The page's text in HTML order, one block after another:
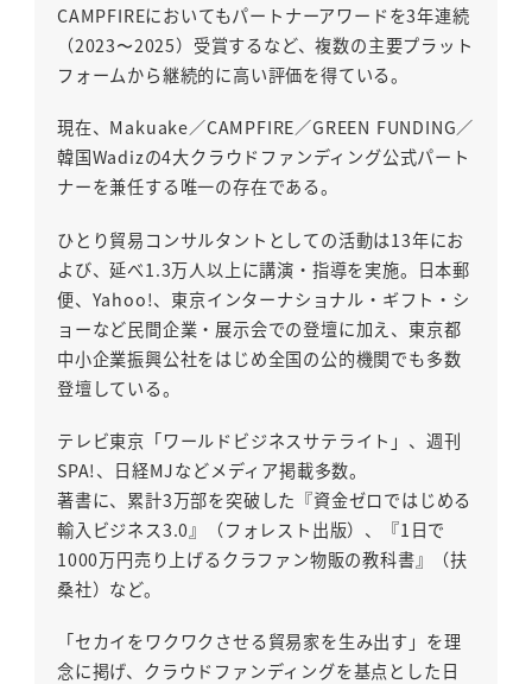
CAMPFIREにおいてもパートナーアワードを3年連続
（2023〜2025）受賞するなど、複数の主要プラット
フォームから継続的に高い評価を得ている。
現在、Makuake／CAMPFIRE／GREEN FUNDING／
韓国Wadizの4大クラウドファンディング公式パート
ナーを兼任する唯一の存在である。
ひとり貿易コンサルタントとしての活動は13年にお
よび、延べ1.3万人以上に講演・指導を実施。日本郵
便、Yahoo!、東京インターナショナル・ギフト・シ
ョーなど民間企業・展示会での登壇に加え、東京都
中小企業振興公社をはじめ全国の公的機関でも多数
登壇している。
テレビ東京「ワールドビジネスサテライト」、週刊
SPA!、日経MJなどメディア掲載多数。
著書に、累計3万部を突破した『資金ゼロではじめる
輸入ビジネス3.0』（フォレスト出版）、『1日で
1000万円売り上げるクラファン物販の教科書』（扶
桑社）など。
「セカイをワクワクさせる貿易家を生み出す」を理
念に掲げ、クラウドファンディングを基点とした日